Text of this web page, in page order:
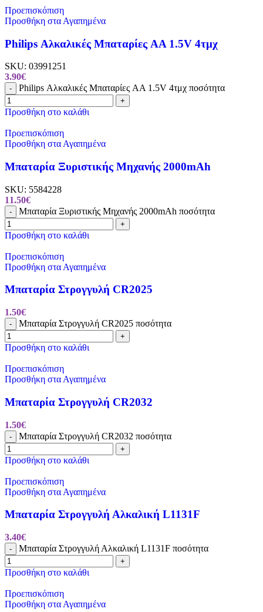
Προεπισκόπιση
Προσθήκη στα Αγαπημένα
Philips Αλκαλικές Μπαταρίες AA 1.5V 4τμχ
SKU: 03991251
3.90€
- Philips Αλκαλικές Μπαταρίες AA 1.5V 4τμχ ποσότητα
+
Προσθήκη στο καλάθι
Προεπισκόπιση
Προσθήκη στα Αγαπημένα
Μπαταρία Ξυριστικής Μηχανής 2000mAh
SKU: 5584228
11.50€
- Μπαταρία Ξυριστικής Μηχανής 2000mAh ποσότητα
+
Προσθήκη στο καλάθι
Προεπισκόπιση
Προσθήκη στα Αγαπημένα
Μπαταρία Στρογγυλή CR2025
1.50€
- Μπαταρία Στρογγυλή CR2025 ποσότητα
+
Προσθήκη στο καλάθι
Προεπισκόπιση
Προσθήκη στα Αγαπημένα
Μπαταρία Στρογγυλή CR2032
1.50€
- Μπαταρία Στρογγυλή CR2032 ποσότητα
+
Προσθήκη στο καλάθι
Προεπισκόπιση
Προσθήκη στα Αγαπημένα
Μπαταρία Στρογγυλή Αλκαλική L1131F
3.40€
- Μπαταρία Στρογγυλή Αλκαλική L1131F ποσότητα
+
Προσθήκη στο καλάθι
Προεπισκόπιση
Προσθήκη στα Αγαπημένα